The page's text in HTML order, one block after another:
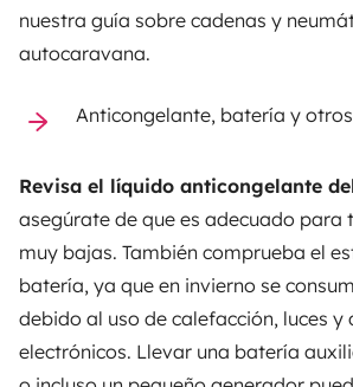
nuestra guía sobre cadenas y
autocaravana.
Anticongelante, batería y
Revisa el líquido anticongelante
asegúrate de que es adecuado para
muy bajas. También comprueba el
batería, ya que en invierno se
debido al uso de calefacción, luces y
electrónicos. Llevar una batería